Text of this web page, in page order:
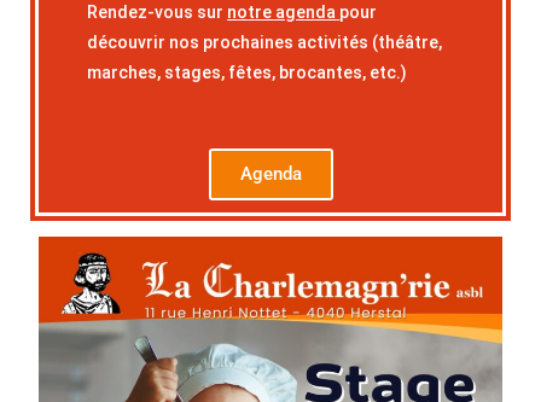
Rendez-vous sur notre agenda pour
découvrir nos prochaines activités (théâtre,
marches, stages, fêtes, brocantes, etc.)
Agenda